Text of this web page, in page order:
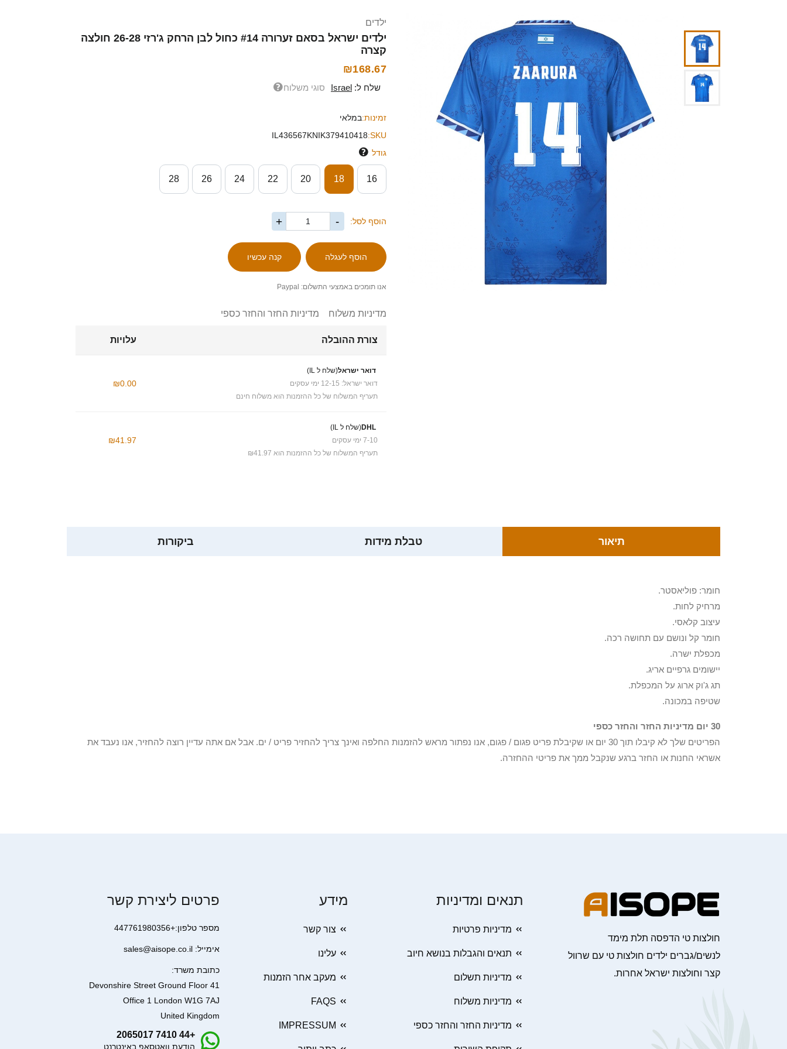
ילדים
ילדים ישראל בסאם זערורה #14 כחול לבן הרחק ג'רזי 26-28 חולצה
קצרה
₪168.67
שלח ל: Israel סוגי משלוח
זמינות:במלאי
SKU:
IL436567KNIK379410418
גודל
16
18
20
22
24
26
28
הוסף לסל: -
+
אנו תומכים באמצעי התשלום: Paypal
מדיניות משלוח מדיניות החזר והחזר כספי
צורת ההובלה עלויות
דואר ישראל(שלח ל IL)
דואר ישראל: 12-15 ימי עסקים
תעריף המשלוח של כל ההזמנות הוא משלוח חינם
₪0.00
DHL(שלח ל IL)
7-10 ימי עסקים
תעריף המשלוח של כל ההזמנות הוא ₪41.97
₪41.97
תיאור טבלת מידות ביקורות
חומר: פוליאסטר.
מרחיק לחות.
עיצוב קלאסי.
חומר קל ונושם עם תחושה רכה.
מכפלת ישרה.
יישומים גרפיים אריג.
תג ג'וק ארוג על המכפלת.
שטיפה במכונה.
30 יום מדיניות החזר והחזר כספי
הפריטים שלך לא קיבלו תוך 30 יום או שקיבלת פריט פגום / פגום, אנו נפתור מראש להזמנות החלפה ואינך צריך להחזיר פריט / ים. אבל אם אתה עדיין רוצה להחזיר, אנו נעבד את
אשראי החנות או החזר ברגע שנקבל ממך את פריטי ההחזרה.
חולצות טי הדפסה תלת מימד
לנשים/גברים ילדים חולצות טי עם שרוול
קצר וחולצות ישראל אחרות.
תנאים ומדיניות
מדיניות פרטיות
תנאים והגבלות בנושא חיוב
מדיניות תשלום
מדיניות משלוח
מדיניות החזר והחזר כספי
מידע
צור קשר
עלינו
מעקב אחר הזמנות
FAQS
IMPRESSUM
פרטים ליצירת קשר
מספר טלפון:+447761980356
אימייל: sales@aisope.co.il
כתובת משרד:
41 Devonshire Street Ground Floor
Office 1 London W1G 7AJ
United Kingdom
+44 7410 2065017
הודעת וואטסאפ באינטרנט